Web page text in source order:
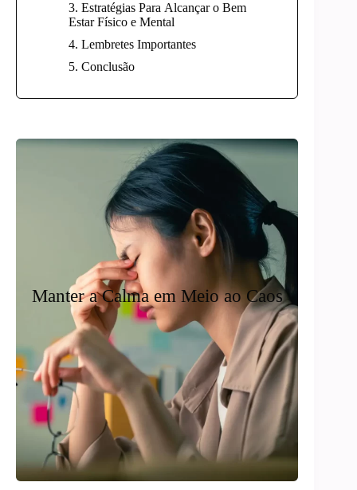
Estratégias Para Alcançar o Bem
Estar Físico e Mental
Lembretes Importantes
Conclusão
Manter a Calma em Meio ao Caos